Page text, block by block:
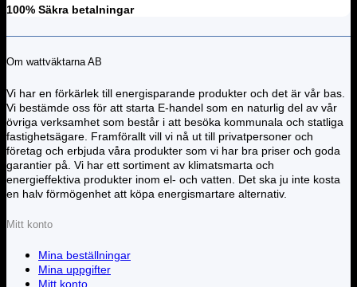
100% Säkra betalningar
Om wattväktarna AB
Vi har en förkärlek till energisparande produkter och det är vår bas.
Vi bestämde oss för att starta E-handel som en naturlig del av vår
övriga verksamhet som består i att besöka kommunala och statliga
fastighetsägare. Framförallt vill vi nå ut till privatpersoner och
företag och erbjuda våra produkter som vi har bra priser och goda
garantier på. Vi har ett sortiment av klimatsmarta och
energieffektiva produkter inom el- och vatten. Det ska ju inte kosta
en halv förmögenhet att köpa energismartare alternativ.
Mitt konto
Mina beställningar
Mina uppgifter
Mitt konto